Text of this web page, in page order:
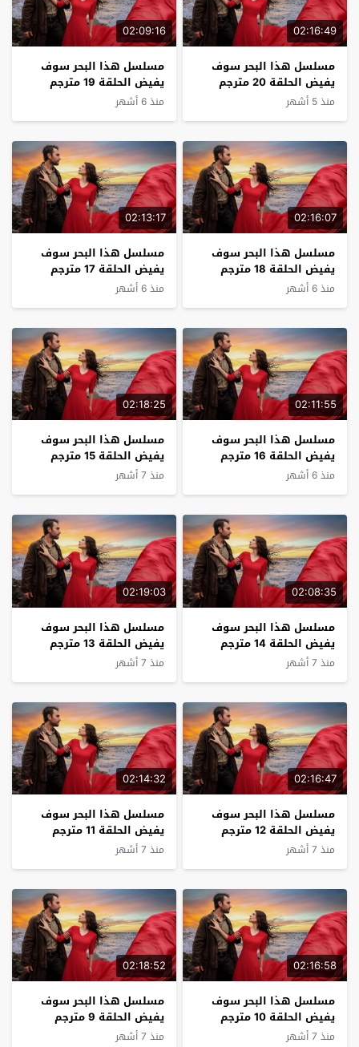
02:16:49
مسلسل هذا البحر سوف
يفيض الحلقة 20 مترجم
منذ 5 أشهر
02:09:16
مسلسل هذا البحر سوف
يفيض الحلقة 19 مترجم
منذ 6 أشهر
02:16:07
مسلسل هذا البحر سوف
يفيض الحلقة 18 مترجم
منذ 6 أشهر
02:13:17
مسلسل هذا البحر سوف
يفيض الحلقة 17 مترجم
منذ 6 أشهر
02:11:55
مسلسل هذا البحر سوف
يفيض الحلقة 16 مترجم
منذ 6 أشهر
02:18:25
مسلسل هذا البحر سوف
يفيض الحلقة 15 مترجم
منذ 7 أشهر
02:08:35
مسلسل هذا البحر سوف
يفيض الحلقة 14 مترجم
منذ 7 أشهر
02:19:03
مسلسل هذا البحر سوف
يفيض الحلقة 13 مترجم
منذ 7 أشهر
02:16:47
مسلسل هذا البحر سوف
يفيض الحلقة 12 مترجم
منذ 7 أشهر
02:14:32
مسلسل هذا البحر سوف
يفيض الحلقة 11 مترجم
منذ 7 أشهر
02:16:58
مسلسل هذا البحر سوف
يفيض الحلقة 10 مترجم
منذ 7 أشهر
02:18:52
مسلسل هذا البحر سوف
يفيض الحلقة 9 مترجم
منذ 7 أشهر